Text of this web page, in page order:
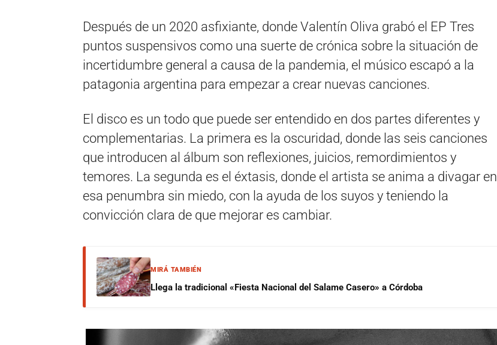
Después de un 2020 asfixiante, donde Valentín Oliva grabó el EP Tres
puntos suspensivos como una suerte de crónica sobre la situación de
incertidumbre general a causa de la pandemia, el músico escapó a la
patagonia argentina para empezar a crear nuevas canciones.
El disco es un todo que puede ser entendido en dos partes diferentes y
complementarias. La primera es la oscuridad, donde las seis canciones
que introducen al álbum son reflexiones, juicios, remordimientos y
temores. La segunda es el éxtasis, donde el artista se anima a divagar en
esa penumbra sin miedo, con la ayuda de los suyos y teniendo la
convicción clara de que mejorar es cambiar.
MIRÁ TAMBIÉN
Llega la tradicional «Fiesta Nacional del Salame Casero» a Córdoba